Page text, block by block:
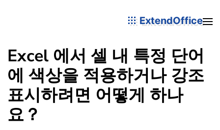
ExtendOffice
Excel 에서 셀 내 특정 단어
에 색상을 적용하거나 강조
표시하려면 어떻게 하나
요？